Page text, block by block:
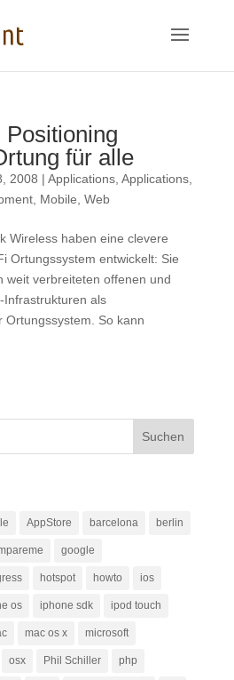
für alle
2008 | Applications, Applications,
, Mobile Web
Wireless haben eine clevere
Ortungssystem entwickelt: Sie
weit verbreiteten offenen und
Infrastrukturen als
Ortungssystem. So kann
AppStore barcelona berlin
google
hotspot howto ios
os iphone sdk ipod touch
mac os x microsoft
osx Phil Schiller php